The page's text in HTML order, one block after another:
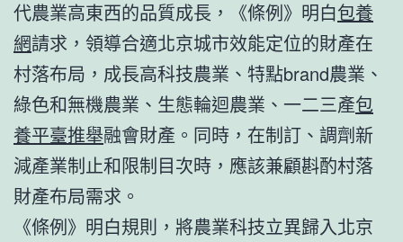
代農業高東西的品質成長，《條例》明白包養
網請求，領導合適北京城市效能定位的財產在
村落布局，成長高科技農業、特點brand農業、
綠色和無機農業、生態輪迴農業、一二三產包
養平臺推舉融會財產。同時，在制訂、調劑新
減產業制止和限制目次時，應該兼顧斟酌村落
財產布局需求。
《條例》明白規則，將農業科技立異歸入北京